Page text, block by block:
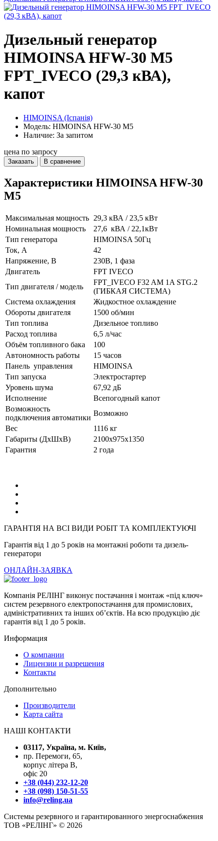
Дизельный генератор
HIMOINSA HFW-30 M5
FPT_IVECO (29,3 кВА),
капот
HIMOINSA (Іспанія)
Модель: HIMOINSA HFW-30 M5
Наличие: За запитом
цена по запросу
Заказать В сравнение
Характеристики HIMOINSA HFW-30
M5
Максимальная мощность 29,3 кВА / 23,5 кВт
Номинальная мощность
27,6 кВА / 22,1кВт
Тип генератора
HIMOINSA 50Гц
Ток, А
42
Напряжение, В
230В, 1 фаза
Двигатель
FPT IVECO
Тип двигателя / модель
FPT_IVECO F32 AM 1A STG.2
(ГИБКАЯ СИСТЕМА)
Система охлаждения
Жидкостное охлаждение
Обороты двигателя
1500 об/мин
Тип топлива
Дизельное топливо
Расход топлива
6,5 л/час
Объём топливного бака
100
Автономность работы
15 часов
Панель управления
HIMOINSA
Тип запуска
Электростартер
Уровень шума
67,92 дБ
Исполнение
Всепогодный капот
Возможность
подключения автоматики
Возможно
Вес
1116 кг
Габариты (ДхШхВ)
2100x975x1350
Гарантия
2 года
ГАРАНТІЯ НА ВСІ ВИДИ РОБІТ ТА КОМПЛЕКТУЮЧІ
Гарантія від 1 до 5 років на монтажні роботи та дизель-
генератори
ОНЛАЙН-ЗАЯВКА
Компанія РЕЛІНГ виконує постачання і монтаж «під ключ»
систем резервного електропостачання для промислових,
адміністративних та інших об’єктів. На всю продукцію діє
гарантія від 1 до 5 років.
Информация
О компании
Лицензии и разрешения
Контакты
Дополнительно
Производители
Карта сайта
НАШІ КОНТАКТИ
03117, Україна, м. Київ,
пр. Перемоги, 65,
корпус літера В,
офіс 20
+38 (044) 232-12-20
+38 (098) 150-51-55
info@reling.ua
Системы резервного и гарантированного энергоснабжения
ТОВ «РЕЛІНГ» © 2026